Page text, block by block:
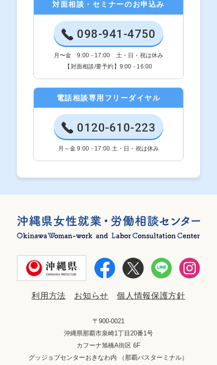
対面相談・セミナーのお申込み
098-941-4750
月〜金 9:00 - 17:00 土・日・祝は休み
【対面相談/要予約】9:00 - 16:00
電話相談専用フリーダイヤル
0120-610-223
月～金 9:00 - 17:00 土・日・祝は休み
利用方法 お知らせ 個人情報保護方針
〒900-0021
沖縄県那覇市泉崎1丁目20番1号
カフーナ旭橋A街区 6F
グッジョブセンターおきなわ内 （那覇バスターミナル）